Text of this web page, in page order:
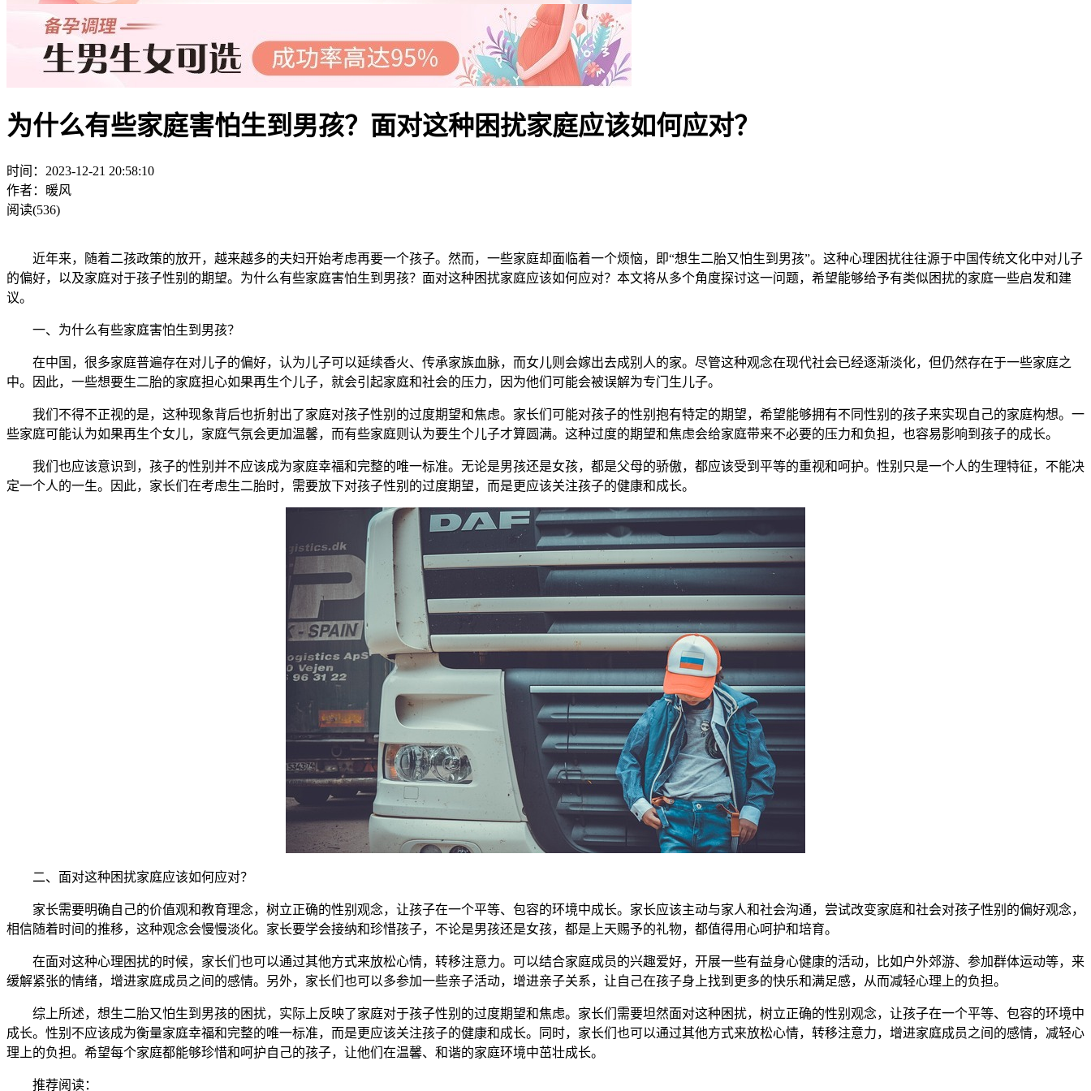
为什么有些家庭害怕生到男孩？面对这种困扰家庭应该如何应对？
时间：2023-12-21 20:58:10
作者：暖风
阅读(536)
近年来，随着二孩政策的放开，越来越多的夫妇开始考虑再要一个孩子。然而，一些家庭却面临着一个烦恼，即“想生二胎又怕生到男孩”。这种心理困扰往往源于中国传统文化中对儿子
的偏好，以及家庭对于孩子性别的期望。为什么有些家庭害怕生到男孩？面对这种困扰家庭应该如何应对？本文将从多个角度探讨这一问题，希望能够给予有类似困扰的家庭一些启发和建
议。
一、为什么有些家庭害怕生到男孩？
在中国，很多家庭普遍存在对儿子的偏好，认为儿子可以延续香火、传承家族血脉，而女儿则会嫁出去成别人的家。尽管这种观念在现代社会已经逐渐淡化，但仍然存在于一些家庭之
中。因此，一些想要生二胎的家庭担心如果再生个儿子，就会引起家庭和社会的压力，因为他们可能会被误解为专门生儿子。
我们不得不正视的是，这种现象背后也折射出了家庭对孩子性别的过度期望和焦虑。家长们可能对孩子的性别抱有特定的期望，希望能够拥有不同性别的孩子来实现自己的家庭构想。一
些家庭可能认为如果再生个女儿，家庭气氛会更加温馨，而有些家庭则认为要生个儿子才算圆满。这种过度的期望和焦虑会给家庭带来不必要的压力和负担，也容易影响到孩子的成长。
我们也应该意识到，孩子的性别并不应该成为家庭幸福和完整的唯一标准。无论是男孩还是女孩，都是父母的骄傲，都应该受到平等的重视和呵护。性别只是一个人的生理特征，不能决
定一个人的一生。因此，家长们在考虑生二胎时，需要放下对孩子性别的过度期望，而是更应该关注孩子的健康和成长。
二、面对这种困扰家庭应该如何应对？
家长需要明确自己的价值观和教育理念，树立正确的性别观念，让孩子在一个平等、包容的环境中成长。家长应该主动与家人和社会沟通，尝试改变家庭和社会对孩子性别的偏好观念，
相信随着时间的推移，这种观念会慢慢淡化。家长要学会接纳和珍惜孩子，不论是男孩还是女孩，都是上天赐予的礼物，都值得用心呵护和培育。
在面对这种心理困扰的时候，家长们也可以通过其他方式来放松心情，转移注意力。可以结合家庭成员的兴趣爱好，开展一些有益身心健康的活动，比如户外郊游、参加群体运动等，来
缓解紧张的情绪，增进家庭成员之间的感情。另外，家长们也可以多参加一些亲子活动，增进亲子关系，让自己在孩子身上找到更多的快乐和满足感，从而减轻心理上的负担。
综上所述，想生二胎又怕生到男孩的困扰，实际上反映了家庭对于孩子性别的过度期望和焦虑。家长们需要坦然面对这种困扰，树立正确的性别观念，让孩子在一个平等、包容的环境中
成长。性别不应该成为衡量家庭幸福和完整的唯一标准，而是更应该关注孩子的健康和成长。同时，家长们也可以通过其他方式来放松心情，转移注意力，增进家庭成员之间的感情，减轻心
理上的负担。希望每个家庭都能够珍惜和呵护自己的孩子，让他们在温馨、和谐的家庭环境中茁壮成长。
推荐阅读：